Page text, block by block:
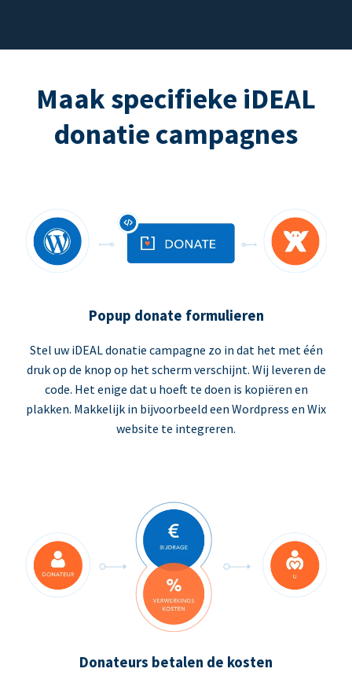
Maak specifieke iDEAL
donatie campagnes
Popup donate formulieren
Stel uw iDEAL donatie campagne zo in dat het met één
druk op de knop op het scherm verschijnt. Wij leveren de
code. Het enige dat u hoeft te doen is kopiëren en
plakken. Makkelijk in bijvoorbeeld een Wordpress en Wix
website te integreren.
Donateurs betalen de kosten